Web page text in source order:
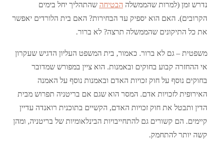
נדרש זמן (למרות שהממשלה הבטיחה שהתהליך יחל בימים
הקרובים). האם הוא יספיק עד הבחירות? האם בית הלורדים יאפשר
את כל התיקונים שהממשלה תרצה? לא ברור.
משפטית – גם לא ברור. כאמור, בית המשפט העליון הדגיש שעקרון
אי ההחזרה קבוע בחוקים ובאמנות. הוא ציין במפורש שמדובר
בחוקים נוסף על חוק זכויות האדם ובאמנות נוסף על האמנה
האירופית לזכויות אדם. המסר הוא שגם אם בריטניה תפרוש מבית
הדין ותבטל את חוק זכויות האדם, הקשיים בתוכנית רואנדה עדיין
קיימים. הם קשורים גם להתחייבויות הבינלאומיות של בריטניה, ומהן
קשה יותר להתחמק.